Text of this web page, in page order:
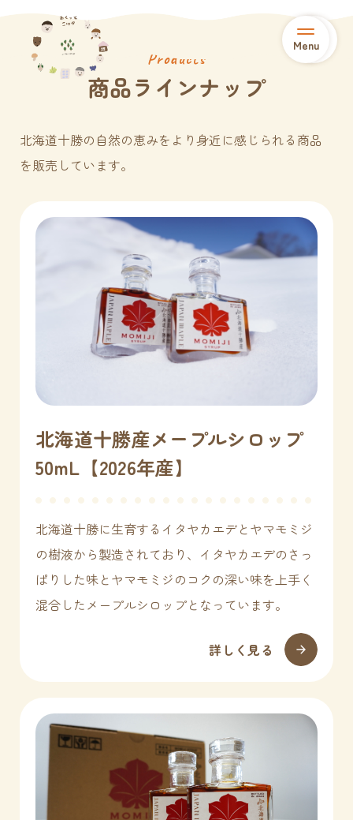
Menu
Menu
Products
商品ラインナップ
北海道十勝の自然の恵みをより身近に感じられる商品
を販売しています。
北海道十勝産メープルシロップ
50mL【2026年産】
北海道十勝に生育するイタヤカエデとヤマモミジ
の樹液から製造されており、イタヤカエデのさっ
ぱりした味とヤマモミジのコクの深い味を上手く
混合したメープルシロップとなっています。
詳しく見る